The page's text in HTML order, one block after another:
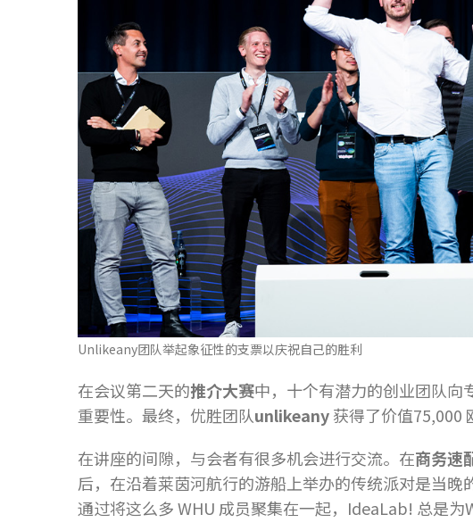
Unlikeany团队举起象征性的支票以庆祝自己的胜利
在会议第二天的推介大赛中，十个有潜力的创业团队向
重要性。最终，优胜团队unlikeany获得了价值75,000
在讲座的间隙，与会者有很多机会进行交流。在商务速
后，在沿着莱茵河航行的游船上举办的传统派对是当晚
通过将这么多 WHU 成员聚集在一起，IdeaLab! 总是